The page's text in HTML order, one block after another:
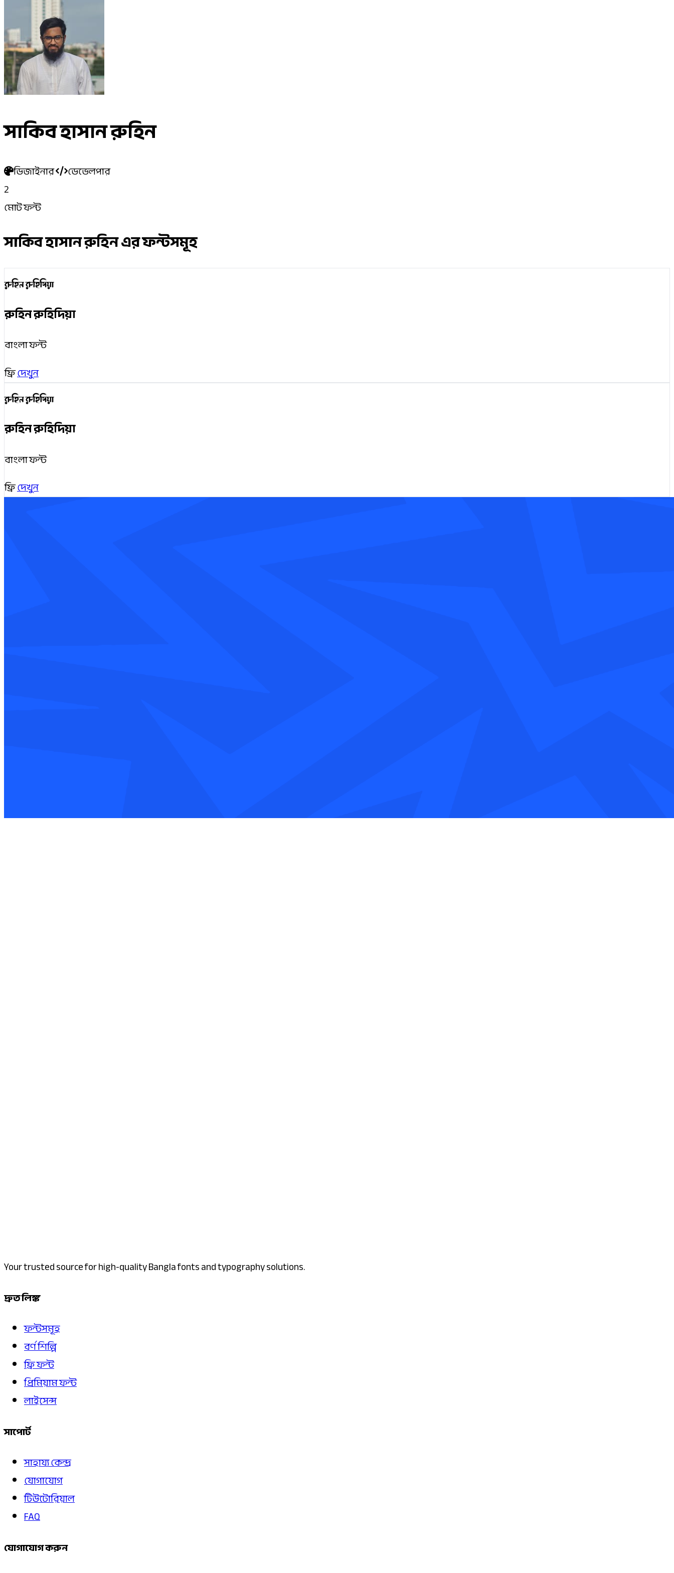
সাকিব হাসান রুহিন
ডিজাইনার
ডেভেলপার
2
মোট ফন্ট
সাকিব হাসান রুহিন এর ফন্টসমূহ
রুহিন রুহিদিয়া
রুহিন রুহিদিয়া
বাংলা ফন্ট
ফ্রিদেখুন
রুহিন রুহিদিয়া
রুহিন রুহিদিয়া
বাংলা ফন্ট
ফ্রিদেখুন
Your trusted source for high-quality Bangla fonts and typography solutions.
দ্রুত লিঙ্ক
ফন্টসমূহ
বর্ণ শিল্পি
ফ্রি ফন্ট
প্রিমিয়াম ফন্ট
লাইসেন্স
সাপোর্ট
সাহায্য কেন্দ্র
যোগাযোগ
টিউটোরিয়াল
FAQ
যোগাযোগ করুন